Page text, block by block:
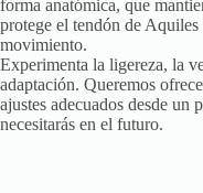
forma anatómica, que
protege el tendón de Aquiles
movimiento.
Experimenta la ligereza, la
adaptación. Queremos
ajustes adecuados desde
necesitarás en el futuro.